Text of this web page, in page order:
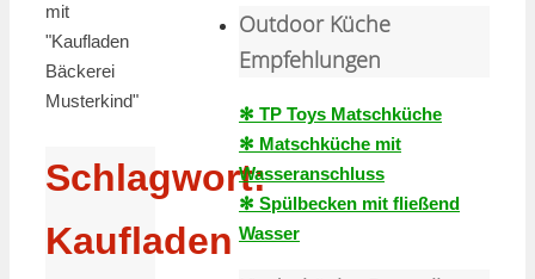
mit
"Kaufladen
Bäckerei
Musterkind"
Schlagwort:
Kaufladen
Outdoor Küche
Empfehlungen
✻ TP Toys Matschküche
✻ Matschküche mit
Wasseranschluss
✻ Spülbecken mit fließend
Wasser